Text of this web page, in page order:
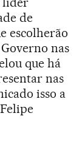
de
escolherão
nas
que há
nas
isso a